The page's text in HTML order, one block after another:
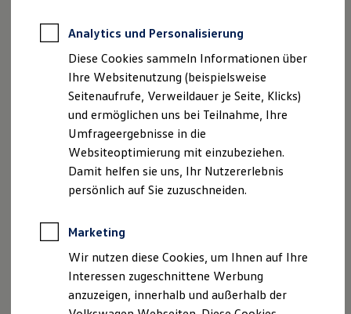
Professional Class bei Volkswagen
Behörden
Direktkunden
Sonderfahrzeuge
Anpfiff zum Gewinn
Elektromobilität
Elektroautos
ID. Tutorials
Elektrofahrzeugkonzepte
ID. EVERY1
Reichweite
Rekuperation
Laden unterwegs
Laden Zuhause
Ladestationen finden
Ladezeitensimulator
Autohaus M.A.X. GmbH
diese vertreten durch den Geschäftsführer Jan Zeiger
Sprendlinger Landstraße 85-91
63069 Offenbach
Telefon: 069-840089-0
Telefax: 069-840089-450
E-Mail:info@autohaus-max.de
Registergericht: Amtsgericht Offenbach HRB 8739
Umsatzsteuer-Identifikationsnummer gemäß § 27 a
Umsatzsteuergesetz
Umsatzsteuer-ID: DE 157016628
Versicherungsvermittlerregister
Register-Nr.: D-OT6W-841XH-09
Analytics und Personalisierung
Diese Cookies sammeln Informationen über
Ihre Websitenutzung (beispielsweise
Seitenaufrufe, Verweildauer je Seite, Klicks)
und ermöglichen uns bei Teilnahme, Ihre
Umfrageergebnisse in die
Websiteoptimierung mit einzubeziehen.
Damit helfen sie uns, Ihr Nutzererlebnis
persönlich auf Sie zuzuschneiden.
Marketing
Wir nutzen diese Cookies, um Ihnen auf Ihre
Interessen zugeschnittene Werbung
anzuzeigen, innerhalb und außerhalb der